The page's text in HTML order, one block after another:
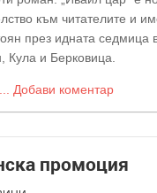
към читателите и
през идната седмица
Кула и Берковица.
Добави коментар
промоция